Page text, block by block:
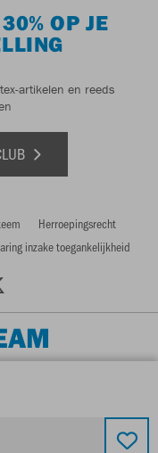
OP JE
artikelen en reeds
Herroepingsrecht
inzake toegankelijkheid